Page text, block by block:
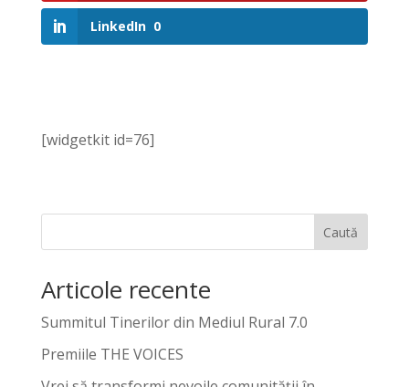
LinkedIn 0
[widgetkit id=76]
Caută
Articole recente
Summitul Tinerilor din Mediul Rural 7.0
Premiile THE VOICES